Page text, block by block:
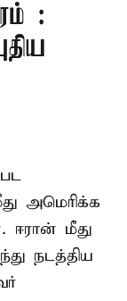
:
அமெரிக்க
ஈரான் மீது
நடத்திய